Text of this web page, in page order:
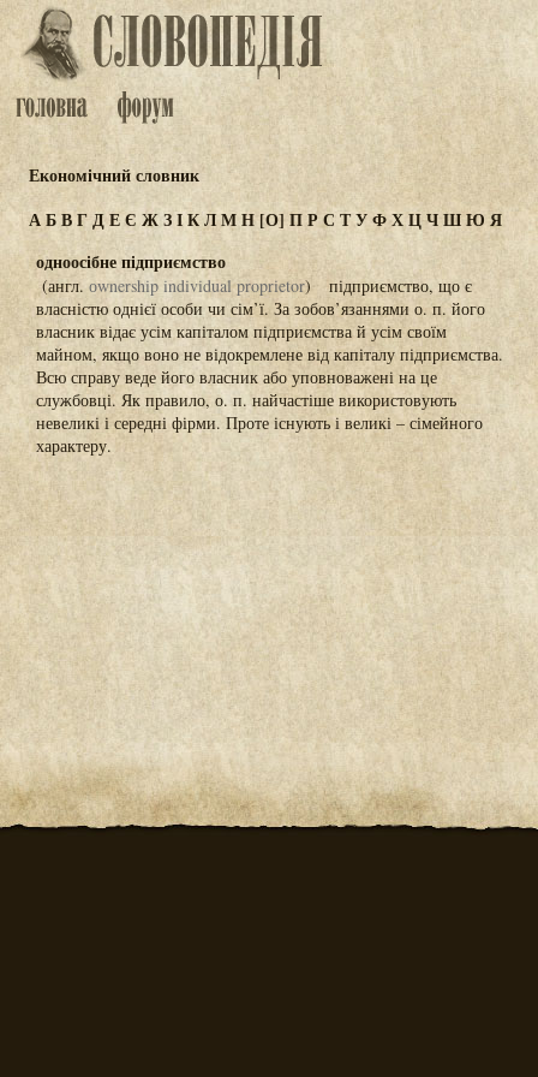
Економічний словник
АБВГДЕЄ ЖЗІКЛМН[О] ПРСТУФХЦЧШЮЯ
одноосібне підприємство
(англ. оwnership individual proprietor) підприємство, що є
власністю однієї особи чи сім’ї. За зобов’язаннями о. п. його
власник відає усім капіталом підприємства й усім своїм
майном, якщо воно не відокремлене від капіталу підприємства.
Всю справу веде його власник або уповноважені на це
службовці. Як правило, о. п. найчастіше використовують
невеликі і середні фірми. Проте існують і великі – сімейного
характеру.